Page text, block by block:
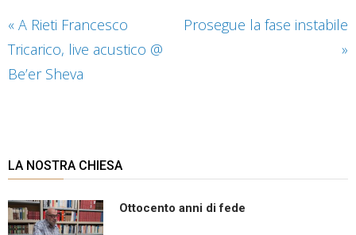
« A Rieti Francesco
Tricarico, live acustico @
Be’er Sheva
Prosegue la fase instabile
»
LA NOSTRA CHIESA
Ottocento anni di fede